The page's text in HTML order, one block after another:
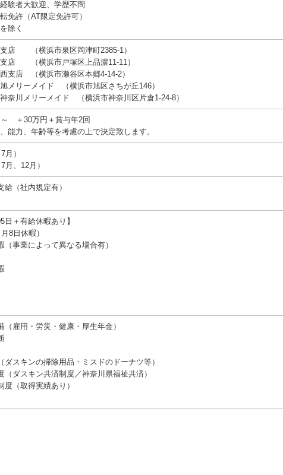
験者大歓迎、学歴不問
免許（AT限定免許可）
除く
支店 （横浜市泉区岡津町2385-1）
支店 （横浜市戸塚区上品濃11-11）
支店 （横浜市瀬谷区本郷4-14-2）
メリーメイド （横浜市旭区さちが丘146）
奈川メリーメイド （横浜市神奈川区片倉1-24-8）
＋30万円＋賞与年2回
能力、年齢等を考慮の上で決定致します。
月）
月、12月）
給（社内規定有）
日＋有給休暇あり】
8日休暇）
（事業によって異なる場合有）
（雇⽤・労災・健康・厚⽣年⾦）
ダスキンの掃除⽤品・ミスドのドーナツ等）
（ダスキン共済制度／神奈川県福祉共済）
度（取得実績あり）